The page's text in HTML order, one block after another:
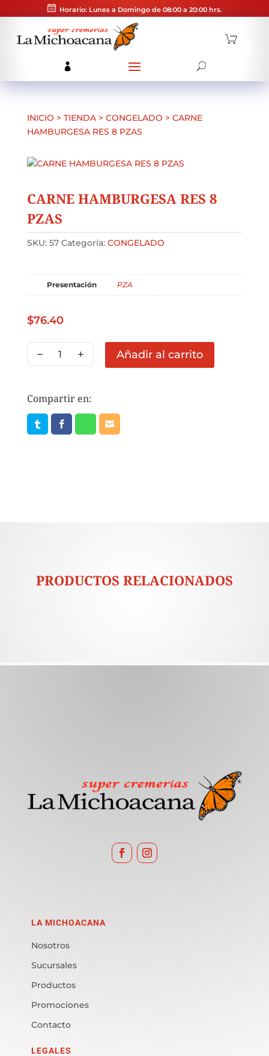
Horario: Lunes a Domingo de 08:00 a 20:00 hrs.
INICIO > TIENDA> CONGELADO > CARNE
HAMBURGESA RES 8 PZAS
CARNE HAMBURGESA RES 8
PZAS
SKU: 57 Categoría: CONGELADO
Presentación PZA
$76.40
HAMBURGESA
PZAS
cantidad
Añadir al carrito
Compartir en:
PRODUCTOS RELACIONADOS
LA MICHOACANA
Nosotros
Sucursales
Productos
Promociones
Contacto
LEGALES